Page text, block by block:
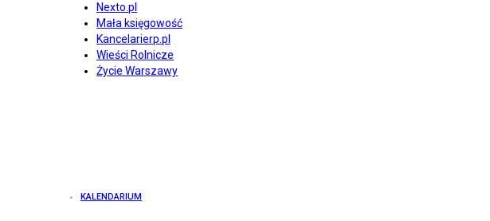
Nexto.pl
Mała księgowość
Kancelarierp.pl
Wieści Rolnicze
Życie Warszawy
KALENDARIUM